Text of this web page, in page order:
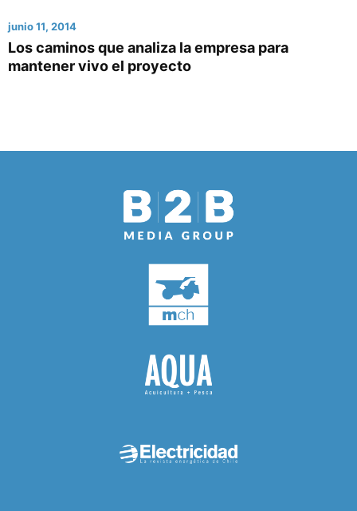
junio 11, 2014
Los caminos que analiza la empresa para
mantener vivo el proyecto